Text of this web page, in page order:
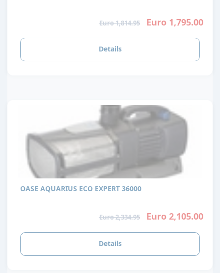
Euro 1,814.95 Euro 1,795.00
Details
OASE AQUARIUS ECO EXPERT 36000
Euro 2,334.95 Euro 2,105.00
Details